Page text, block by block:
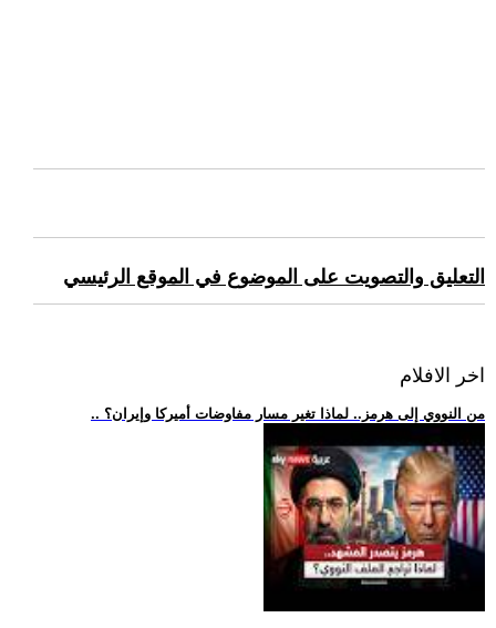
التعليق والتصويت على الموضوع في الموقع الرئيسي
اخر الافلام
.. من النووي إلى هرمز.. لماذا تغير مسار مفاوضات أميركا وإيران؟